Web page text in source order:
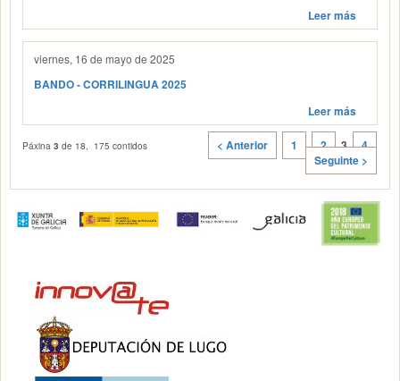
Leer más
viernes, 16 de mayo de 2025
BANDO - CORRILINGUA 2025
Leer más
Páxina3 de 18, 175 contidos < Anterior 1 2 3
4
Seguinte >